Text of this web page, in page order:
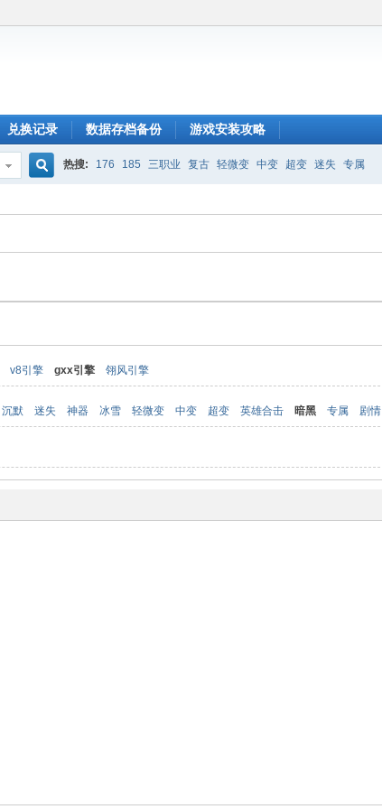
兑换记录 数据存档备份 游戏安装攻略
热搜: 176 185 三职业 复古 轻微变 中变 超变 迷失 专属
v8引擎 gxx引擎 翎风引擎
沉默 迷失 神器 冰雪 轻微变 中变 超变 英雄合击 暗黑 专属 剧情